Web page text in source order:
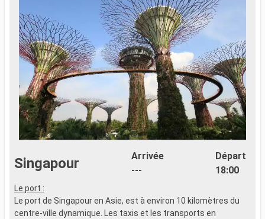
Singapour
Arrivée
---
Départ
18:00
Le port :
Le port de Singapour en Asie, est à environ 10 kilomètres du
centre-ville dynamique. Les taxis et les transports en